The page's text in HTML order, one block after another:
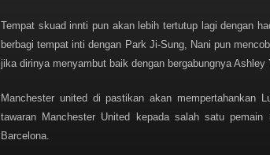
Tempat skuad innti pun akan lebih tertutup lagi dengan
berbagi tempat inti dengan Park Ji-Sung, Nani pun
jika dirinya menyambut baik dengan bergabungnya Ashley
Manchester united di pastikan akan mempertahankan
tawaran Manchester United kepada salah satu
Barcelona.